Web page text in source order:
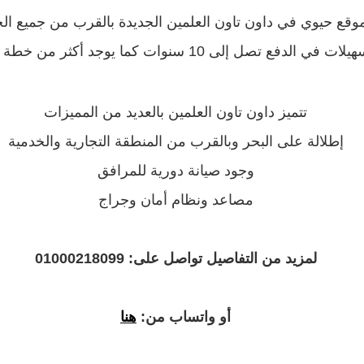
حيوي في داون تاون العلمين الجديدة بالقرب من جميع
في الدفع تصل إلى 10 سنوات كما يوجد أكثر من خطة دفع
تتميز داون تاون العلمين بالعديد من المميزات
إطلالة على البحر وبالقرب من المنطقة التجارية والخدمية
وجود صيانة دورية للمرافق
مصاعد ونظام أمان وجراج
لمزيد من التفاصيل تواصل على: 01000218099
أو واتساب من: هنا